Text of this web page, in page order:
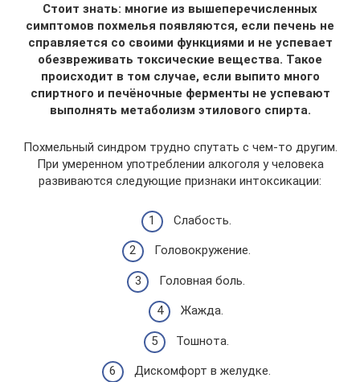
Стоит знать: многие из вышеперечисленных
симптомов похмелья появляются, если печень не
справляется со своими функциями и не успевает
обезвреживать токсические вещества. Такое
происходит в том случае, если выпито много
спиртного и печёночные ферменты не успевают
выполнять метаболизм этилового спирта.
Похмельный синдром трудно спутать с чем-то другим.
При умеренном употреблении алкоголя у человека
развиваются следующие признаки интоксикации:
Слабость.
Головокружение.
Головная боль.
Жажда.
Тошнота.
Дискомфорт в желудке.